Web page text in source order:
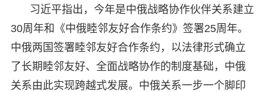
习近平指出，今年是中俄战略协作伙伴关系建立
30周年和《中俄睦邻友好合作条约》签署25周年。
中俄两国签署睦邻友好合作条约，以法律形式确立
了长期睦邻友好、全面战略协作的制度基础，中俄
关系由此实现跨越式发展。中俄关系一步一个脚印